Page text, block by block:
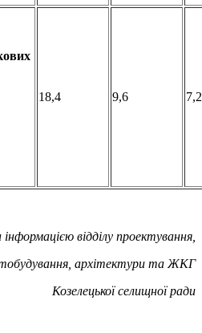
18,4 9,6 7,2
інформацією відділу проектування,
архітектури та ЖКГ
Козелецької селищної ради